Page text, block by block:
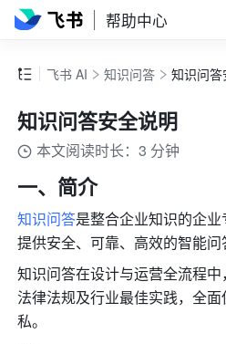
帮助中心
飞书 AI 知识问答 知识问答
知识问答安全说明
本文阅读时长：3 分钟
一、简介
知识问答是整合企业知识的企
提供安全、可靠、高效的智能问
知识问答在设计与运营全流程
法律法规及行业最佳实践，全
私。